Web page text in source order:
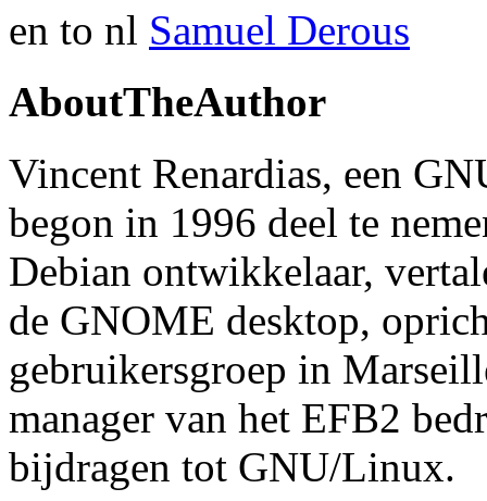
en to nl Samuel Derous
AboutTheAuthor
Vincent Renardias, een
begon in 1996 deel te
Debian ontwikkelaar,
de GNOME desktop,
gebruikersgroep in
manager van het EFB2
bijdragen tot GNU/Linux.